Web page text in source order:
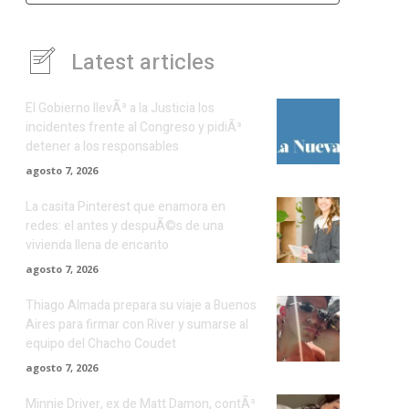
Latest articles
El Gobierno llevÃ³ a la Justicia los
incidentes frente al Congreso y pidiÃ³
detener a los responsables
agosto 7, 2026
La casita Pinterest que enamora en
redes: el antes y despuÃ©s de una
vivienda llena de encanto
agosto 7, 2026
Thiago Almada prepara su viaje a Buenos
Aires para firmar con River y sumarse al
equipo del Chacho Coudet
agosto 7, 2026
Minnie Driver, ex de Matt Damon, contÃ³